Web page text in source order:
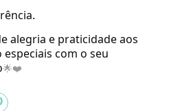
.
alegria e praticidade aos
com o seu
🌟❤️